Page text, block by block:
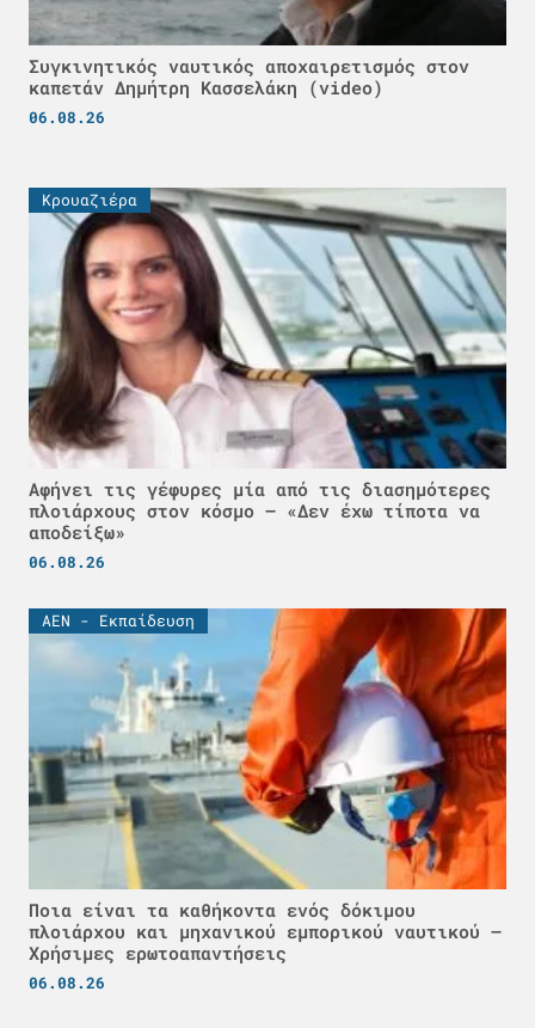
Συγκινητικός ναυτικός αποχαιρετισμός στον
καπετάν Δημήτρη Κασσελάκη (video)
06.08.26
Κρουαζιέρα
Αφήνει τις γέφυρες μία από τις διασημότερες
πλοιάρχους στον κόσμο – «Δεν έχω τίποτα να
αποδείξω»
06.08.26
ΑΕΝ - Εκπαίδευση
Ποια είναι τα καθήκοντα ενός δόκιμου
πλοιάρχου και μηχανικού εμπορικού ναυτικού –
Χρήσιμες ερωτοαπαντήσεις
06.08.26